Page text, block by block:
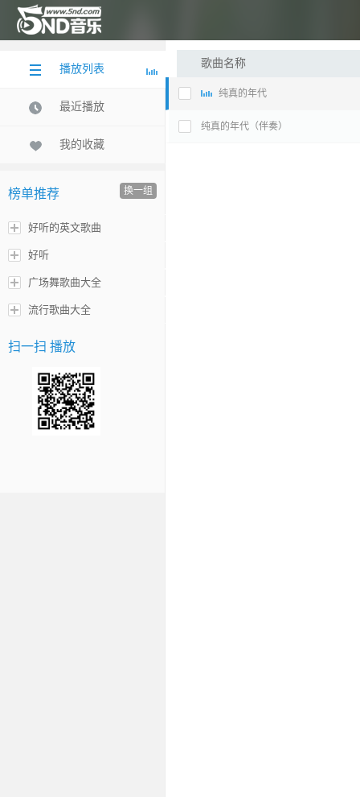
播放列表
最近播放
我的收藏
榜单推荐 换一组
好听的英文歌曲
好听
广场舞歌曲大全
流行歌曲大全
扫一扫 播放
歌曲名称
纯真的年代
纯真的年代（伴奏）